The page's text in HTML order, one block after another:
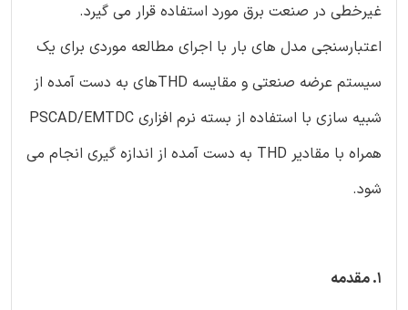
غیرخطی در صنعت برق مورد استفاده قرار می گیرد.
اعتبارسنجی مدل های بار با اجرای مطالعه موردی برای یک
سیستم عرضه صنعتی و مقایسه THDهای به دست آمده از
شبیه سازی با استفاده از بسته نرم افزاری PSCAD/EMTDC
همراه با مقادیر THD به دست آمده از اندازه گیری انجام می
شود.
1. مقدمه